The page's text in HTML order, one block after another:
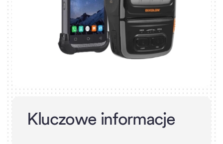
Kl uczowe informacje